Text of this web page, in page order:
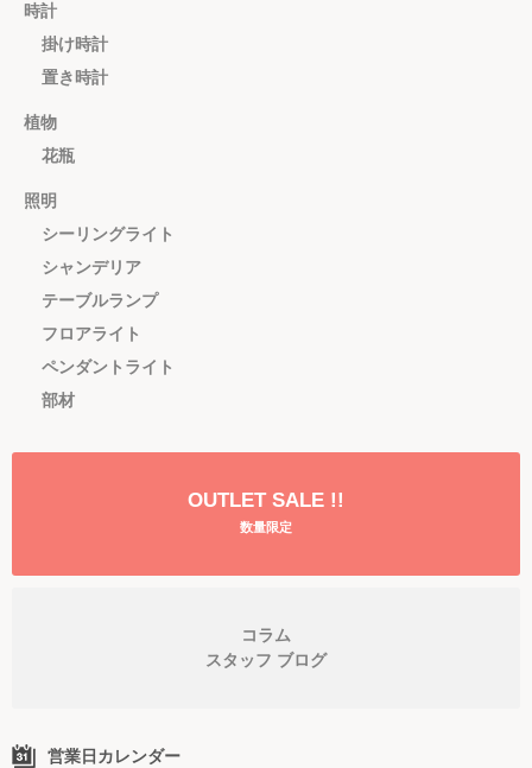
時計
掛け時計
置き時計
植物
花瓶
照明
シーリングライト
シャンデリア
テーブルランプ
フロアライト
ペンダントライト
部材
OUTLET SALE !!
数量限定
コラム
スタッフ ブログ
営業日カレンダー